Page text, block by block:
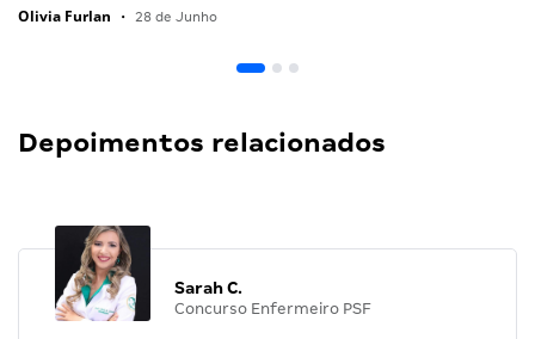
Olivia Furlan • 28 de Junho
Depoimentos relacionados
Sarah C.
Concurso Enfermeiro PSF